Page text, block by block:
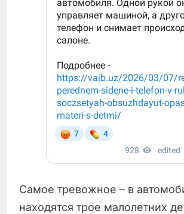
Самое тревожное – в
находятся трое малолетних